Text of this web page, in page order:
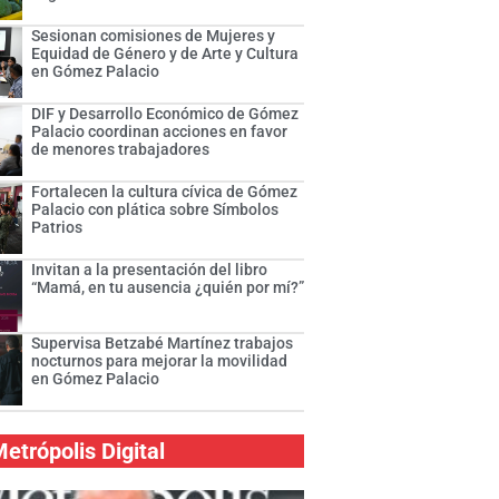
Sesionan comisiones de Mujeres y
Equidad de Género y de Arte y Cultura
en Gómez Palacio
DIF y Desarrollo Económico de Gómez
Palacio coordinan acciones en favor
de menores trabajadores
Fortalecen la cultura cívica de Gómez
Palacio con plática sobre Símbolos
Patrios
Invitan a la presentación del libro
“Mamá, en tu ausencia ¿quién por mí?”
Supervisa Betzabé Martínez trabajos
nocturnos para mejorar la movilidad
en Gómez Palacio
Digital